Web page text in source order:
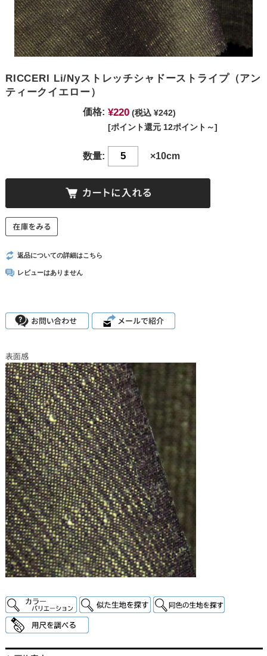
RICCERI Li/Nyストレッチシャドーストライプ（アン
ティークイエロー）
価格: ¥220 (税込 ¥242)
[ポイント還元 12ポイント～]
数量: ×10cm
返品についての詳細はこちら
レビューはありません
表面感